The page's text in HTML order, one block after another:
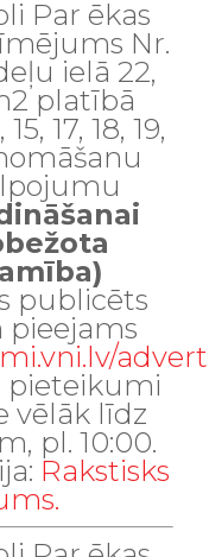
Par ēkas
Nr.
ielā 22,
2platībā
17, 18, 19,
publicēts
pieejams
pieteikumi
vēlāk līdz
pl. 10:00.
Rakstisks